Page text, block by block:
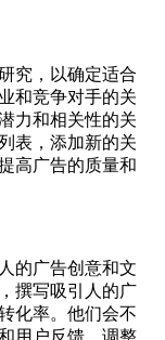
究，以确定适合
和竞争对手的关
力和相关性的关
表，添加新的关
高广告的质量和
的广告创意和文
撰写吸引人的广
化率。他们会不
用户反馈，调整